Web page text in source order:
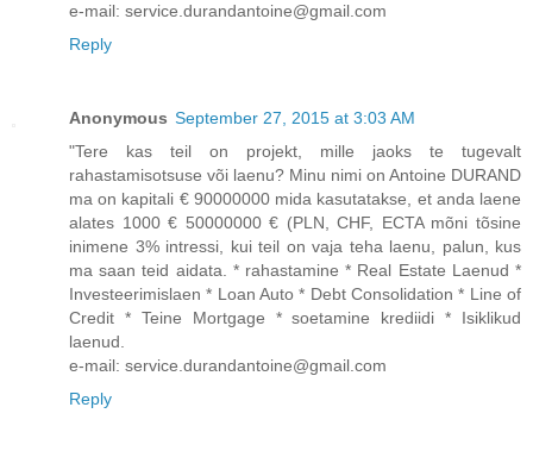
e-mail: service.durandantoine@gmail.com
Reply
Anonymous September 27, 2015 at 3:03 AM
"Tere kas teil on projekt, mille jaoks te tugevalt
rahastamisotsuse või laenu? Minu nimi on Antoine DURAND
ma on kapitali € 90000000 mida kasutatakse, et anda laene
alates 1000 € 50000000 € (PLN, CHF, ECTA mõni tõsine
inimene 3% intressi, kui teil on vaja teha laenu, palun, kus
ma saan teid aidata. * rahastamine * Real Estate Laenud *
Investeerimislaen * Loan Auto * Debt Consolidation * Line of
Credit * Teine Mortgage * soetamine krediidi * Isiklikud
laenud.
e-mail: service.durandantoine@gmail.com
Reply